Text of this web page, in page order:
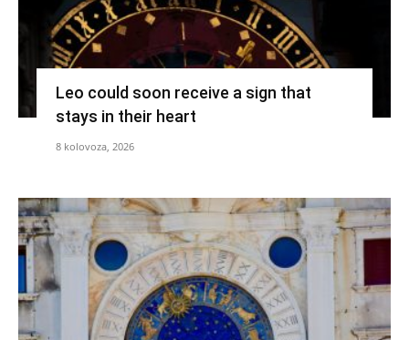
Leo could soon receive a sign that
stays in their heart
8 kolovoza, 2026